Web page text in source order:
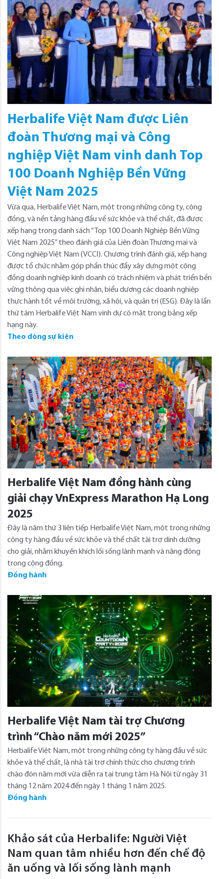
Herbalife Việt Nam được Liên
đoàn Thương mại và Công
nghiệp Việt Nam vinh danh Top
100 Doanh Nghiệp Bền Vững
Việt Nam 2025
Vừa qua, Herbalife Việt Nam, một trong những công ty, cộng
đồng, và nền tảng hàng đầu về sức khỏe và thể chất, đã được
xếp hạng trong danh sách “Top 100 Doanh Nghiệp Bền Vững
Việt Nam 2025” theo đánh giá của Liên đoàn Thương mại và
Công nghiệp Việt Nam (VCCI). Chương trình đánh giá, xếp hạng
được tổ chức nhằm góp phần thúc đẩy xây dựng một cộng
đồng doanh nghiệp kinh doanh có trách nhiệm và phát triển bền
vững thông qua việc ghi nhận, biểu dương các doanh nghiệp
thực hành tốt về môi trường, xã hội, và quản trị (ESG). Đây là lần
thứ tám Herbalife Việt Nam vinh dự có mặt trong bảng xếp
hạng này.
Theo dòng sự kiện
Herbalife Việt Nam đồng hành cùng
giải chạy VnExpress Marathon Hạ Long
2025
Đây là năm thứ 3 liên tiếp Herbalife Việt Nam, một trong những
công ty hàng đầu về sức khỏe và thể chất tài trợ dinh dưỡng
cho giải, nhằm khuyến khích lối sống lành mạnh và năng động
trong cộng đồng.
Đồng hành
Herbalife Việt Nam tài trợ Chương
trình “Chào năm mới 2025”
Herbalife Việt Nam, một trong những công ty hàng đầu về sức
khỏe và thể chất, là nhà tài trợ chính thức cho chương trình
chào đón năm mới vừa diễn ra tại trung tâm Hà Nội từ ngày 31
tháng 12 năm 2024 đến ngày 1 tháng 1 năm 2025.
Đồng hành
Khảo sát của Herbalife: Người Việt
Nam quan tâm nhiều hơn đến chế độ
ăn uống và lối sống lành mạnh